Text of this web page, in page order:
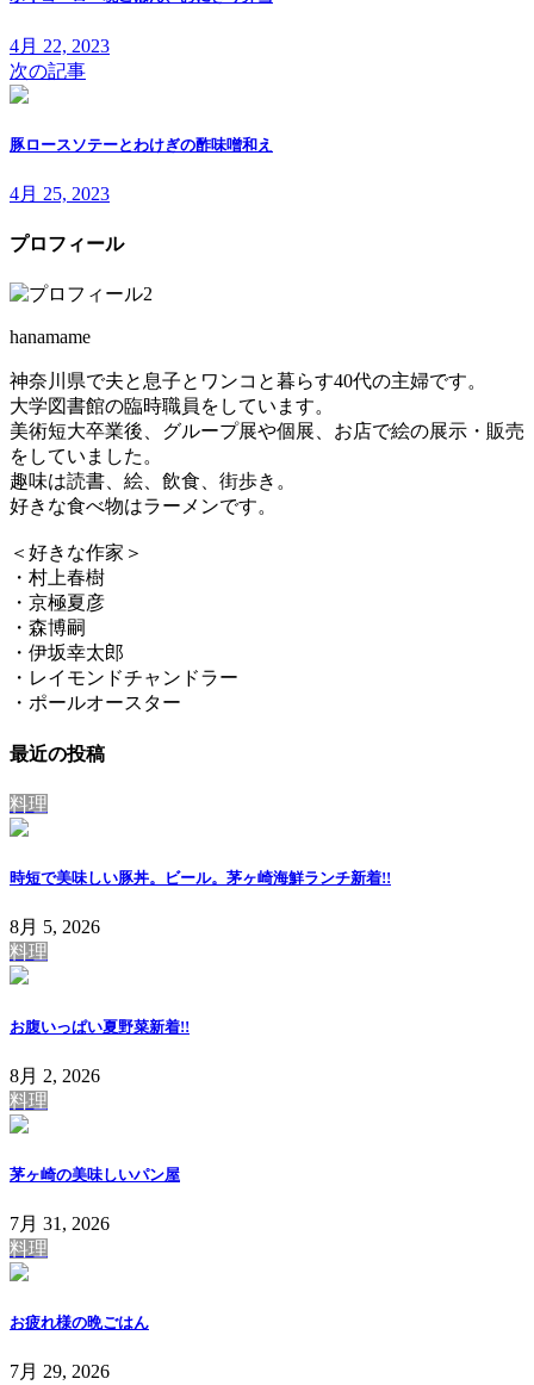
4月 22, 2023
次の記事
豚ロースソテーとわけぎの酢味噌和え
4月 25, 2023
プロフィール
hanamame
神奈川県で夫と息子とワンコと暮らす40代の主婦です。
大学図書館の臨時職員をしています。
美術短大卒業後、グループ展や個展、お店で絵の展示・販売
をしていました。
趣味は読書、絵、飲食、街歩き。
好きな食べ物はラーメンです。
＜好きな作家＞
・村上春樹
・京極夏彦
・森博嗣
・伊坂幸太郎
・レイモンドチャンドラー
・ポールオースター
最近の投稿
料理
時短で美味しい豚丼。ビール。茅ヶ崎海鮮ランチ新着!!
8月 5, 2026
料理
お腹いっぱい夏野菜新着!!
8月 2, 2026
料理
茅ヶ崎の美味しいパン屋
7月 31, 2026
料理
お疲れ様の晩ごはん
7月 29, 2026